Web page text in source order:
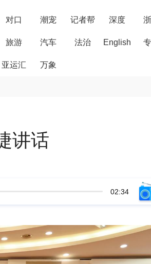
对口 潮宠 记者帮 深度
旅游 汽车 法治 English
亚运汇 万象
讲话
02:34